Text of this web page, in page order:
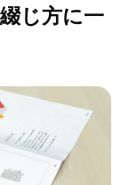
じ方に一